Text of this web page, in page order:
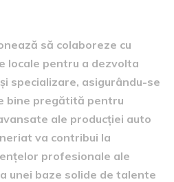
să colaboreze cu
locale pentru a dezvolta
specializare, asigurându-se
bine pregătită pentru
ale producției auto
va contribui la
profesionale ale
unei baze solide de talente